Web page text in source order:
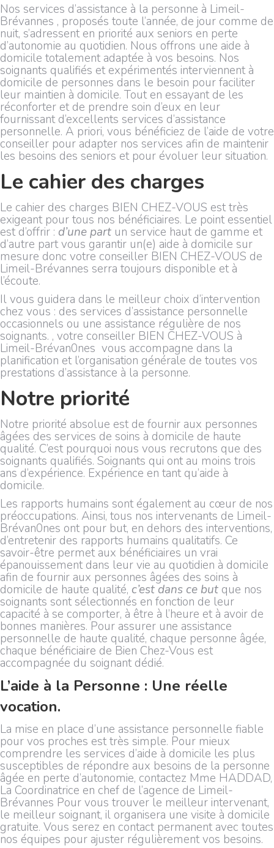
Nos services d’assistance à la personne à Limeil-
Brévannes , proposés toute l’année, de jour comme de
nuit, s’adressent en priorité aux seniors en perte
d’autonomie au quotidien. Nous offrons une aide à
domicile totalement adaptée à vos besoins. Nos
soignants qualifiés et expérimentés interviennent à
domicile de personnes dans le besoin pour faciliter
leur maintien à domicile. Tout en essayant de les
réconforter et de prendre soin d’eux en leur
fournissant d’excellents services d’assistance
personnelle. A priori, vous bénéficiez de l’aide de votre
conseiller pour adapter nos services afin de maintenir
les besoins des seniors et pour évoluer leur situation.
Le cahier des charges
Le cahier des charges BIEN CHEZ-VOUS est très
exigeant pour tous nos bénéficiaires. Le point essentiel
est d’offrir : d’une part un service haut de gamme et
d’autre part vous garantir un(e) aide à domicile sur
mesure donc votre conseiller BIEN CHEZ-VOUS de
Limeil-Brévannes serra toujours disponible et à
l’écoute.
Il vous guidera dans le meilleur choix d’intervention
chez vous : des services d’assistance personnelle
occasionnels ou une assistance régulière de nos
soignants. , votre conseiller BIEN CHEZ-VOUS à
Limeil-Brévan0nes vous accompagne dans la
planification et l’organisation générale de toutes vos
prestations d’assistance à la personne.
Notre priorité
Notre priorité absolue est de fournir aux personnes
âgées des services de soins à domicile de haute
qualité. C’est pourquoi nous vous recrutons que des
soignants qualifiés. Soignants qui ont au moins trois
ans d’expérience. Expérience en tant qu’aide à
domicile.
Les rapports humains sont également au cœur de nos
préoccupations. Ainsi, tous nos intervenants de Limeil-
Brévan0nes ont pour but, en dehors des interventions,
d’entretenir des rapports humains qualitatifs. Ce
savoir-être permet aux bénéficiaires un vrai
épanouissement dans leur vie au quotidien à domicile
afin de fournir aux personnes âgées des soins à
domicile de haute qualité, c’est dans ce but que nos
soignants sont sélectionnés en fonction de leur
capacité à se comporter, à être à l’heure et à avoir de
bonnes manières. Pour assurer une assistance
personnelle de haute qualité, chaque personne âgée,
chaque bénéficiaire de Bien Chez-Vous est
accompagnée du soignant dédié.
L’aide à la Personne : Une réelle
vocation.
La mise en place d’une assistance personnelle fiable
pour vos proches est très simple. Pour mieux
comprendre les services d’aide à domicile les plus
susceptibles de répondre aux besoins de la personne
âgée en perte d’autonomie, contactez Mme HADDAD,
La Coordinatrice en chef de l’agence de Limeil-
Brévannes Pour vous trouver le meilleur intervenant,
le meilleur soignant, il organisera une visite à domicile
gratuite. Vous serez en contact permanent avec toutes
nos équipes pour ajuster régulièrement vos besoins.